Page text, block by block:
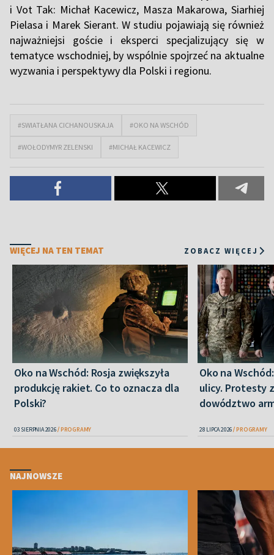
i Vot Tak: Michał Kacewicz, Masza Makarowa, Siarhiej
Pielasa i Marek Sierant. W studiu pojawiają się również
najważniejsi goście i eksperci specjalizujący się w
tematyce wschodniej, by wspólnie spojrzeć na aktualne
wyzwania i perspektywy dla Polski i regionu.
#SWIATŁANA CICHANOUSKAJA #OKO NA WSCHÓD
#WOŁODYMYR ZELENSKI #MICHAŁ KACEWICZ
WIĘCEJ NA TEN TEMAT ZOBACZ WIĘCEJ
Oko na Wschód: Rosja zwiększyła
produkcję rakiet. Co to oznacza dla
Polski?
03 SIERPNIA 2026 PROGRAMY
Oko na
ulicy. Protesty
dowództwo
28 LIPCA 2026 PROGRAMY
NAJNOWSZE